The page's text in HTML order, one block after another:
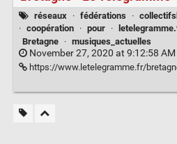
réseaux · fédérations ·
· coopération · pour ·
Bretagne
· musiques_actuelles
November 27, 2020 at 9:12:58 AM
https://www.letelegramme.fr/bretagne/supermab-un-collectif-breton-